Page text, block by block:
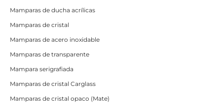
Mamparas de ducha acrílicas
Mamparas de cristal
Mamparas de acero inoxidable
Mamparas de transparente
Mampara serigrafiada
Mamparas de cristal Carglass
Mamparas de cristal opaco (Mate)